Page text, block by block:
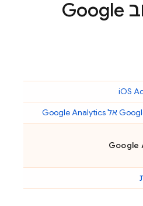
Google
Google Analytics
Google